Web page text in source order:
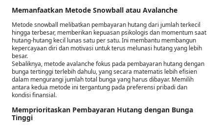
Memanfaatkan Metode Snowball atau Avalanche
Metode snowball melibatkan pembayaran hutang dari jumlah terkecil
hingga terbesar, memberikan kepuasan psikologis dan momentum saat
hutang-hutang kecil lunas satu per satu. Ini membantu membangun
kepercayaan diri dan motivasi untuk terus melunasi hutang yang lebih
besar.
Sebaliknya, metode avalanche fokus pada pembayaran hutang dengan
bunga tertinggi terlebih dahulu, yang secara matematis lebih efisien
dalam mengurangi jumlah total bunga yang harus dibayar. Memilih
antara kedua metode ini tergantung pada preferensi pribadi dan
kondisi finansial.
Memprioritaskan Pembayaran Hutang dengan Bunga
Tinggi